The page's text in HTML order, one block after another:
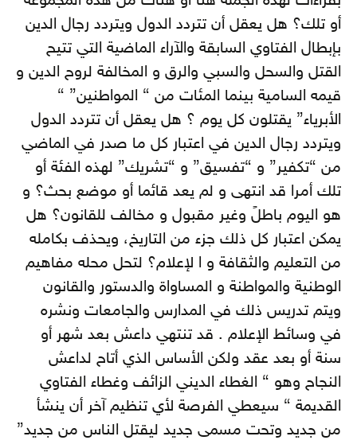
أو تلك؟ هل يعقل أن تتردد الدول ويتردد رجال الدين
بإبطال الفتاوي السابقة والآراء الماضية التي تتيح
القتل والسحل والسبي والرق و المخالفة لروح الدين و
قيمه السامية بينما المئات من “ المواطنين” “
الأبرياء” يقتلون كل يوم ؟ هل يعقل أن تتردد الدول
ويتردد رجال الدين في اعتبار كل ما صدر في الماضي
من “تكفير” و “تفسيق” و “تشريك” لهذه الفئة أو
تلك أمرا قد انتهى و لم يعد قائما أو موضع بحث؟ و
هو اليوم باطلً وغير مقبول و مخالف للقانون؟ هل
يمكن اعتبار كل ذلك جزء من التاريخ، ويحذف بكامله
من التعليم والثقافة و ا لإعلام؟ لتحل محله مفاهيم
الوطنية والمواطنة و المساواة والدستور والقانون
ويتم تدريس ذلك في المدارس والجامعات ونشره
في وسائط الإعلام . قد تنتهي داعش بعد شهر أو
سنة أو بعد عقد ولكن الأساس الذي أتاح لداعش
النجاح وهو “ الغطاء الديني الزائف وغطاء الفتاوي
القديمة “ سيعطي الفرصة لأي تنظيم آخر أن ينشأ
من جديد وتحت مسمى جديد ليقتل الناس من جديد”